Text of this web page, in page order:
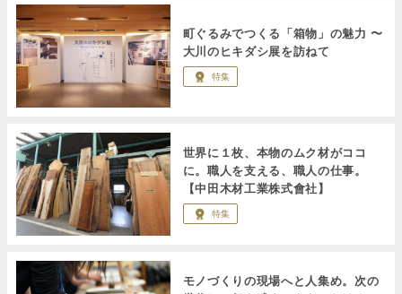
町ぐるみでつくる「箱物」の魅力 〜
大川のヒキダシ展を訪ねて
特集
世界に１枚、本物のムク材がココ
に。職人を支える、職人の仕事。
【中田木材工業株式會社】
特集
モノづくりの現場へと人集め。次の